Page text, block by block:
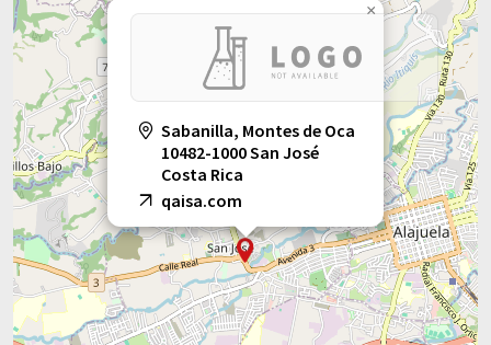
Sabanilla, Montes de Oca
10482-1000 San José
Costa Rica
qaisa.com
×